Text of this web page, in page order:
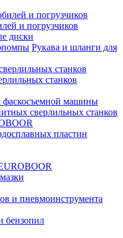
и погрузчиков
диски
Рукава и шланги для
станков
фаскосъемной машины
сверлильных станков
пластин
и пневмоинструмента
бензопил